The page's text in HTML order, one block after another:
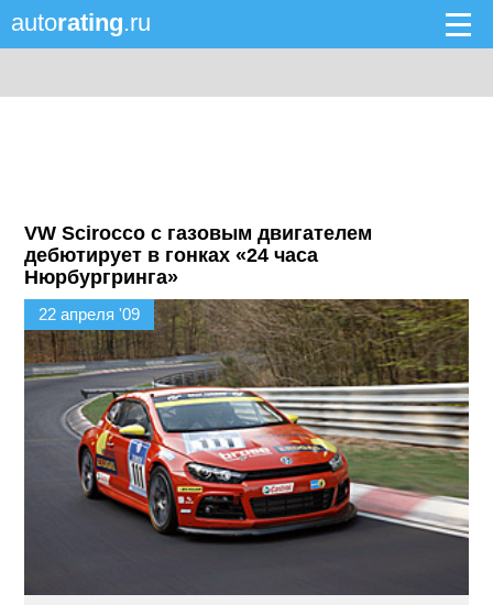
autorating.ru
VW Scirocco с газовым двигателем
дебютирует в гонках «24 часа
Нюрбургринга»
22 апреля '09